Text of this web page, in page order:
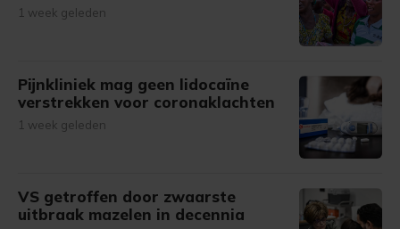
1 week geleden
Pijnkliniek mag geen lidocaïne
verstrekken voor coronaklachten
1 week geleden
VS getroffen door zwaarste
uitbraak mazelen in decennia